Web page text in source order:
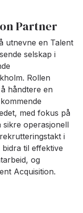
Partner
utnevne en Talent
selskap i
Rollen
håndtere en
med fokus på
sikre operasjonell
i
til effektive
og
Acquisition.